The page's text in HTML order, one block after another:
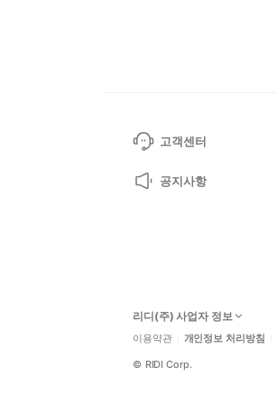
고객센터
공지사항
리디(주) 사업자 정보
이용약관 개인정보 처리방침
© RIDI Corp.